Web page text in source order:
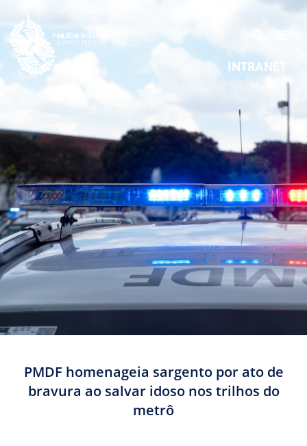
INTRANET
PMDF homenageia sargento por ato de
bravura ao salvar idoso nos trilhos do
metrô